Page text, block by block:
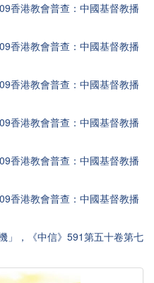
香港教會普查：中國基督教播
香港教會普查：中國基督教播
香港教會普查：中國基督教播
香港教會普查：中國基督教播
香港教會普查：中國基督教播
香港教會普查：中國基督教播
」，《中信》 591 第五十卷第七